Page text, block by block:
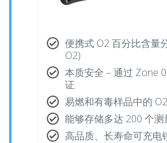
便携式 O2 百分比含量
O2)
本质安全 – 通过 Zone
证
易燃和有毒样品中的
能够存储多达 200 个测
高品质、长寿命可充电